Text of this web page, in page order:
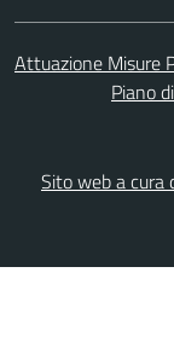
Attuazione Misure
Piano
Sito web a cura